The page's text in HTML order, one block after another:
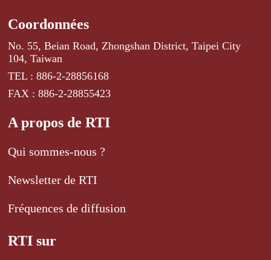
Coordonnées
No. 55, Beian Road, Zhongshan District, Taipei City
104, Taiwan
TEL : 886-2-28856168
FAX : 886-2-28855423
A propos de RTI
Qui sommes-nous ?
Newsletter de RTI
Fréquences de diffusion
RTI sur